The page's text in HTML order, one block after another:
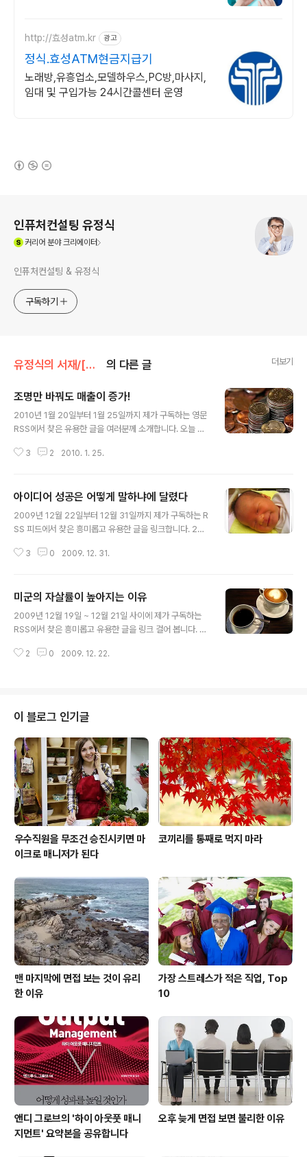
http://효성atm.kr 광고
정식.효성ATM현금지급기
노래방,유흥업소,모델하우스,PC방,마사지,
임대 및 구입가능 24시간콜센터 운영
인퓨처컨설팅 유정식
커리어 분야 크리에이터
인퓨처컨설팅 & 유정식
구독하기
유정식의 서재/[링크] 좋은 글들 의 다른 글 더보기
조명만 바꿔도 매출이 증가!
2010년 1월 20일부터 1월 25일까지 제가 구독하는 영문
RSS에서 찾은 유용한 글을 여러분께 소개합니다. 오늘 헤
마트의 조명과 매출액 사이에 어떤 관계가 있는지 살펴보
매가 40%나 증가했다는 연구 결과. 마케팅 담당자 필독! h
ttp://bit.ly/4puno2 본문 중 일부 ...We analyzed dat
a on the sales performance of a chain retailer th
analysis included 108 store..
3 2 2010. 1. 25.
아이디어 성공은 어떻게 말하냐에 달렸다
2009년 12월 22일부터 12월 31일까지 제가 구독하는 R
SS 피드에서 찾은 흥미롭고 유용한 글을 링크합니다. 200
아이디어가 성공하느냐 마느냐는 그 아이디어가 무엇이냐
in our research group focused on executives at
tending a 1-week intensive executive education
class, where the final project in the class was pit
3 0 2009. 12. 31.
미군의 자살률이 높아지는 이유
2009년 12월 19일 ~ 12월 21일 사이에 제가 구독하는
RSS에서 찾은 흥미롭고 유용한 글을 링크 걸어 봅니다. 즐
보다 높아졌답니다. 그 이유는 그들이 약해서가 아니라 전
ning meant to override feelings of fear and pain
may be a key factor. Suicide is the second most
common cause of death in the U.S. armed ..
2 0 2009. 12. 22.
이 블로그 인기글
우수직원을 무조건 승진시키면 마
이크로 매니저가 된다
코끼리를 통째로 먹지 마라
맨 마지막에 면접 보는 것이 유리
한 이유
가장 스트레스가 적은 직업, Top
10
앤디 그로브의 '하이 아웃풋 매니
지먼트' 요약본을 공유합니다
오후 늦게 면접 보면 불리한 이유